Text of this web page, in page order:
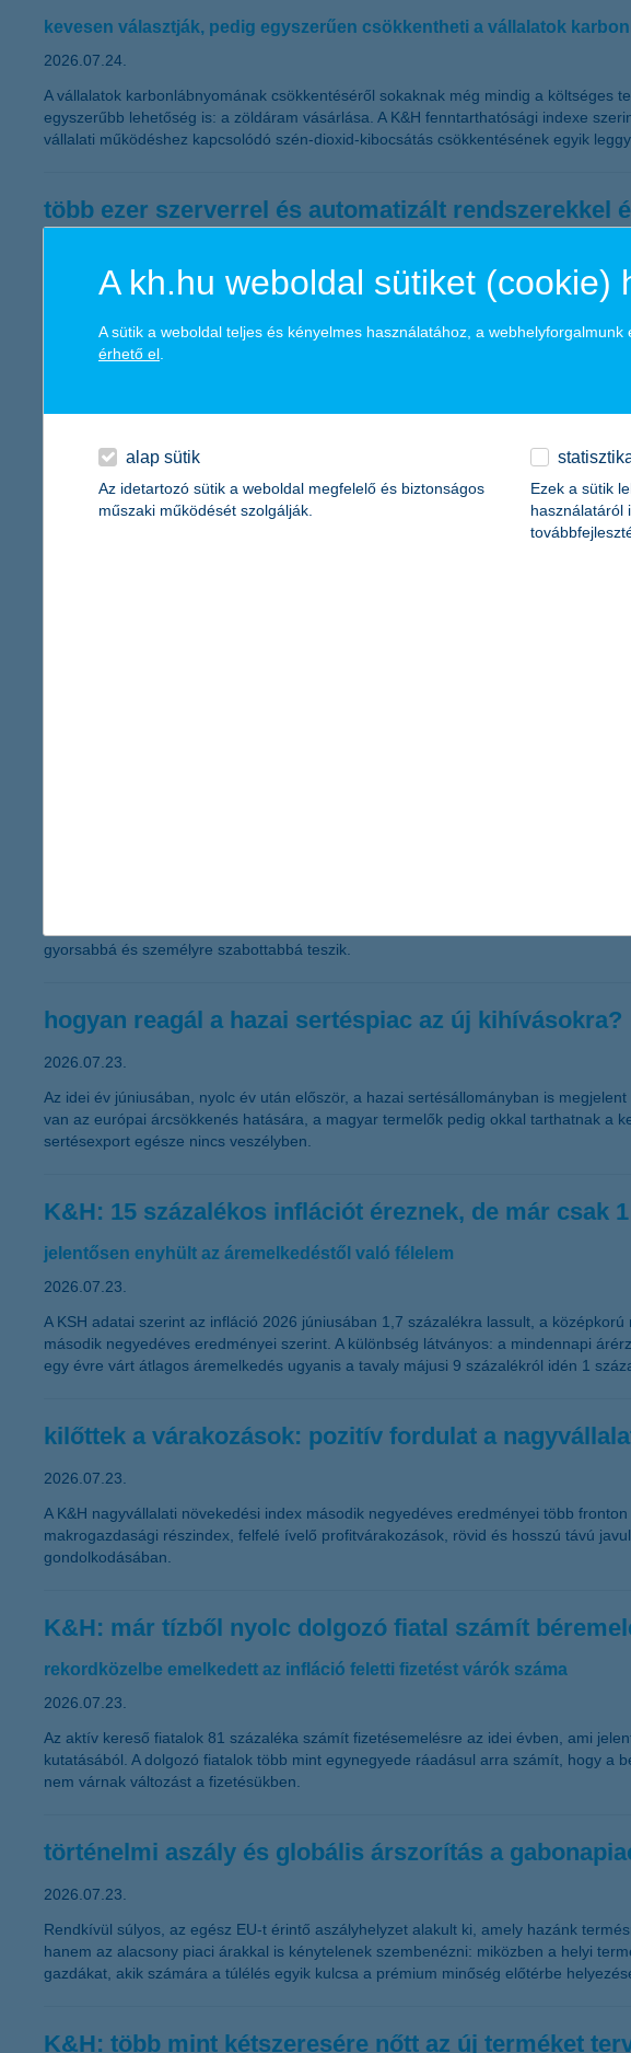
kevesen választják, pedig egyszerűen csökkentheti a vállalatok
2026.07.24.
A vállalatok karbonlábnyomának csökkentéséről sokaknak még mindig a költséges
egyszerűbb lehetőség is: a zöldáram vásárlása. A K&H fenntarthatósági indexe
vállalati működéshez kapcsolódó szén-dioxid-kibocsátás csökkentésének egyik
több ezer szerverrel és automatizált rendszerekkel
A digitális bankolás mögött láthatatlan, de kritikus infrastruktúra áll. Ez a háttér
negyedéves kutatási adataiból. A szektor szereplőinek visszajelzései alapján 40
megdöntötte a korábbi, 2010-ben mért 38 százalékos rekordot is.
Sorozatban harmadik alkalommal nyerte el a K&H a Magyarország Legjobb
gyorsabbá és személyre szabottabbá teszik.
hogyan reagál a hazai sertéspiac az új kihívásokra?
2026.07.23.
Az idei év júniusában, nyolc év után először, a hazai sertésállományban is
van az európai árcsökkenés hatására, a magyar termelők pedig okkal tarthatnak a
sertésexport egésze nincs veszélyben.
K&H: 15 százalékos inflációt éreznek, de már csak
jelentősen enyhült az áremelkedéstől való félelem
2026.07.23.
A KSH adatai szerint az infláció 2026 júniusában 1,7 százalékra lassult, a
második negyedéves eredményei szerint. A különbség látványos: a mindennapi
egy évre várt átlagos áremelkedés ugyanis a tavaly májusi 9 százalékról idén 1
kilőttek a várakozások: pozitív fordulat a
2026.07.23.
A K&H nagyvállalati növekedési index második negyedéves eredményei több
makrogazdasági részindex, felfelé ívelő profitvárakozások, rövid és hosszú távú
gondolkodásában.
K&H: már tízből nyolc dolgozó fiatal számít
rekordközelbe emelkedett az infláció feletti fizetést várók száma
2026.07.23.
Az aktív kereső fiatalok 81 százaléka számít fizetésemelésre az idei évben, ami
kutatásából. A dolgozó fiatalok több mint egynegyede ráadásul arra számít, hogy
nem várnak változást a fizetésükben.
történelmi aszály és globális árszorítás a
2026.07.23.
Rendkívül súlyos, az egész EU-t érintő aszályhelyzet alakult ki, amely hazánk
hanem az alacsony piaci árakkal is kénytelenek szembenézni: miközben a helyi
gazdákat, akik számára a túlélés egyik kulcsa a prémium minőség előtérbe
K&H: több mint kétszeresére nőtt az új terméket
A kh.hu weboldal sütiket (cookie)
A sütik a weboldal teljes és kényelmes használatához, a
érhető el
alap sütik
Az idetartozó sütik a weboldal megfelelő és biztonságos
műszaki működését szolgálják.
Ezek a sütik
használatáról